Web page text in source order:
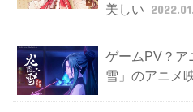
美しい
ゲームPV？ア
雪」のアニメ